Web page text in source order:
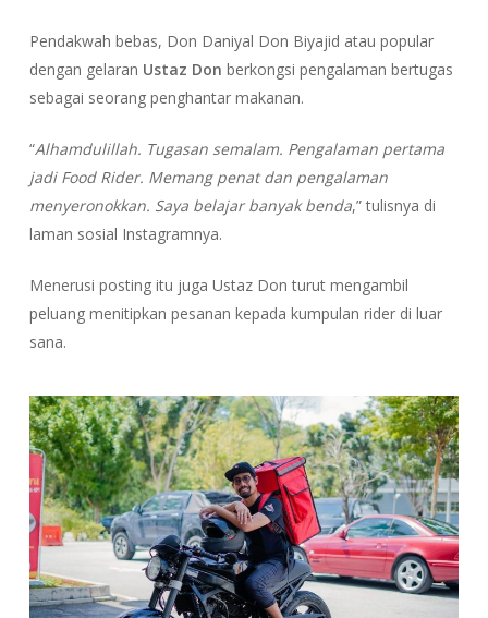
Pendakwah bebas, Don Daniyal Don Biyajid atau popular
dengan gelaran Ustaz Don berkongsi pengalaman bertugas
sebagai seorang penghantar makanan.
“Alhamdulillah. Tugasan semalam. Pengalaman pertama
jadi Food Rider. Memang penat dan pengalaman
menyeronokkan. Saya belajar banyak benda,” tulisnya di
laman sosial Instagramnya.
Menerusi posting itu juga Ustaz Don turut mengambil
peluang menitipkan pesanan kepada kumpulan rider di luar
sana.